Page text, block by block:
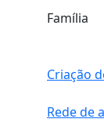
Família
Criação
Rede de